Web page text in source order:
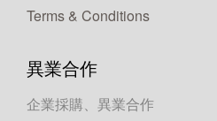
Terms & Conditions
異業合作
企業採購、異業合作